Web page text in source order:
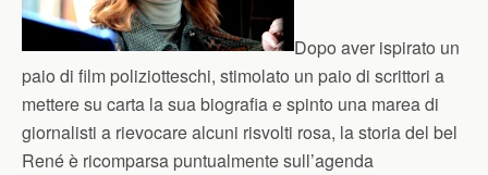
Dopo aver ispirato un
paio di film poliziotteschi, stimolato un paio di scrittori a
mettere su carta la sua biografia e spinto una marea di
giornalisti a rievocare alcuni risvolti rosa, la storia del bel
René è ricomparsa puntualmente sull’agenda